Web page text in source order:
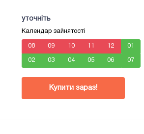
уточніть
Календар зайнятості
08 09 10 11 12 01
02 03 04 05 06 07
Купити зараз!